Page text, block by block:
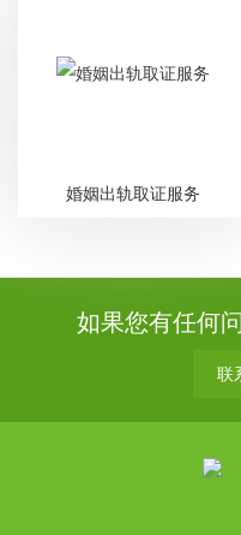
婚姻出轨取证服务
如果您有任何
联